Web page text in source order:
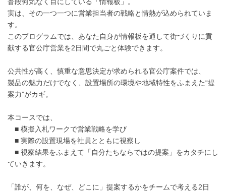
普段何気なく目にしている「情報板」。
実は、その一つ一つに営業担当者の戦略と情熱が込められていま
す。
このプログラムでは、あなた自身が情報板を通して街づくりに貢
献する官公庁営業を2日間で丸ごと体験できます。
公共性が高く、慎重な意思決定が求められる官公庁案件では、
製品の魅力だけでなく、設置場所の環境や地域特性をふまえた“提
案力”がカギ。
本コースでは、
■ 模擬入札ワークで営業戦略を学び
■ 実際の設置現場を社員とともに視察し
■ 視察結果をふまえて「自分たちならではの提案」をカタチにし
ていきます。
「誰が、何を、なぜ、どこに」提案するかをチームで考える2日